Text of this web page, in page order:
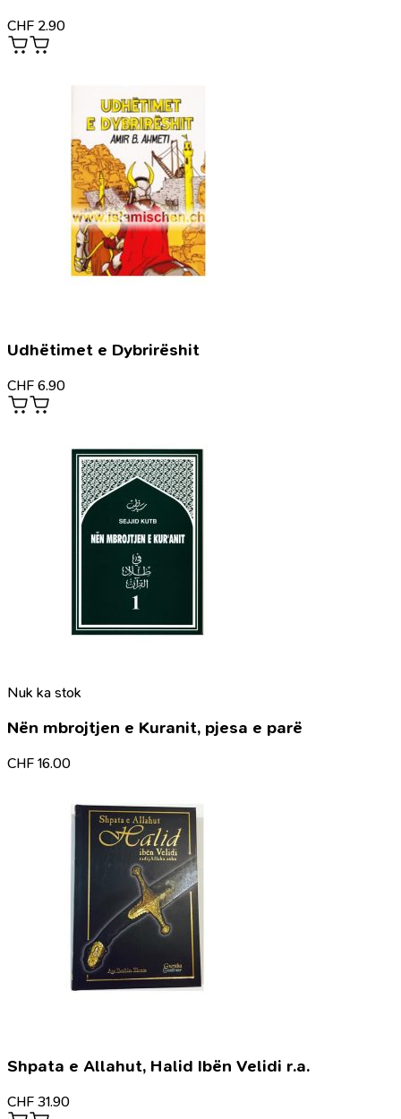
CHF 2.90
Udhëtimet e Dybrirëshit
CHF 6.90
Nuk ka stok
Nën mbrojtjen e Kuranit, pjesa e parë
CHF 16.00
Shpata e Allahut, Halid Ibën Velidi r.a.
CHF 31.90